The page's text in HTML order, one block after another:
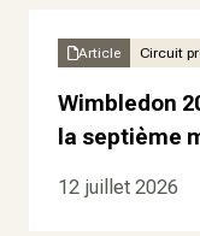
Article Circuit
Wimbledon
la septième
12 juillet 2026